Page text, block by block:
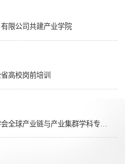
限公司共建产业学院
高校岗前培训